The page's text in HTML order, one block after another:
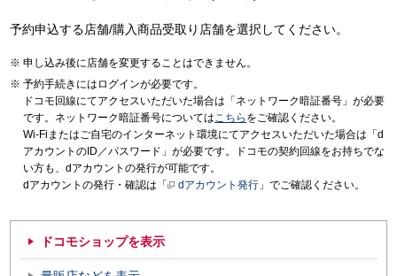
予約申込する店舗/購入商品受取り店舗を選択してください。
申し込み後に店舗を変更することはできません。
予約手続きにはログインが必要です。
ドコモ回線にてアクセスいただいた場合は「ネットワーク暗証番号」が必要
です。ネットワーク暗証番号についてはこちら をご確認ください。
Wi-Fiまたはご自宅のインターネット環境にてアクセスいただいた場合は「d
アカウントのID／パスワード」が必要です。ドコモの契約回線をお持ちでな
い方も、dアカウントの発行が可能です。
dアカウントの発行・確認は「
dアカウント発行 」でご確認ください。
ドコモショップを表示